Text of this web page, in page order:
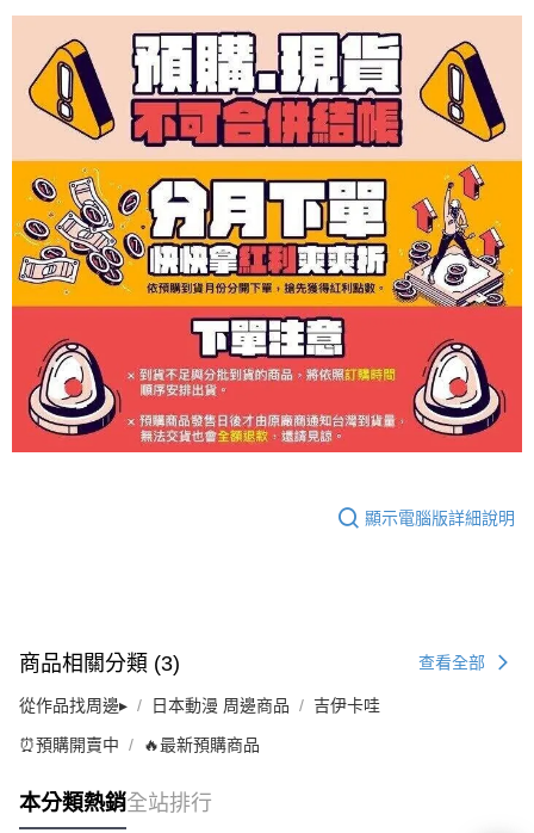
顯示電腦版詳細說明
商品相關分類 (3) 查看全部
從作品找周邊▸ 日本動漫 周邊商品 吉伊卡哇
⏰預購開賣中 🔥最新預購商品
本分類熱銷全站排行